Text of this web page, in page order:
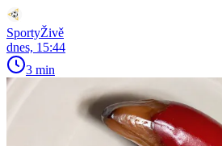
SportyŽivě
dnes, 15:44
3 min